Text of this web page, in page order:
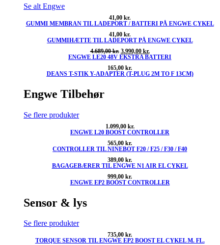
Se alt Engwe
41,00 kr.
GUMMI MEMBRAN TIL LADEPORT / BATTERI PÅ ENGWE CYKEL
41,00 kr.
GUMMIHÆTTE TIL LADEPORT PÅ ENGWE CYKEL
4.689,00kr. Den
oprindelige
pris
var:
3.990,00 kr.Den
aktuelle
er:
ENGWE LE20 48V EKSTRA BATTERI
165,00 kr.
DEANS T-STIK Y-ADAPTER (T-PLUG 2M TO F 13CM)
Engwe Tilbehør
Se flere produkter
1.099,00 kr.
ENGWE L20 BOOST CONTROLLER
565,00 kr.
CONTROLLER TIL NINEBOT F20 / F25 / F30 / F40
389,00 kr.
BAGAGEBÆRER TIL ENGWE N1 AIR EL CYKEL
999,00 kr.
ENGWE EP2 BOOST CONTROLLER
Sensor & lys
Se flere produkter
735,00 kr.
TORQUE SENSOR TIL ENGWE EP2 BOOST EL CYKEL M. FL.